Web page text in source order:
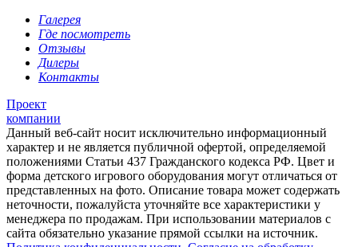
Галерея
Где посмотреть
Отзывы
Дилеры
Контакты
Проект
компании
Данный веб-сайт носит исключительно информационный
характер и не является публичной офертой, определяемой
положениями Статьи 437 Гражданского кодекса РФ. Цвет и
форма детского игрового оборудования могут отличаться от
представленных на фото. Описание товара может содержать
неточности, пожалуйста уточняйте все характеристики у
менеджера по продажам. При использовании материалов с
сайта обязательно указание прямой ссылки на источник.